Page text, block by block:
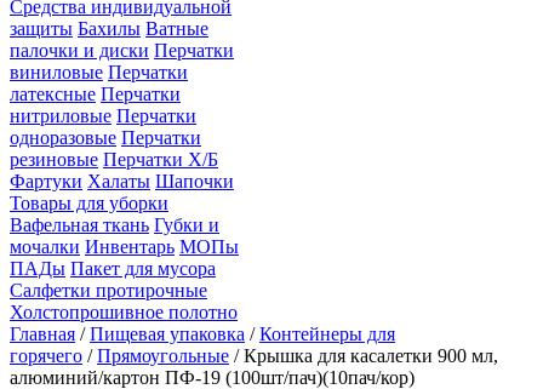
Средства индивидуальной
защиты Бахилы Ватные
палочки и диски Перчатки
виниловые Перчатки
латексные Перчатки
нитриловые Перчатки
одноразовые Перчатки
резиновые Перчатки Х/Б
Фартуки Халаты Шапочки
Товары для уборки
Вафельная ткань Губки и
мочалки Инвентарь МОПы
ПАДы Пакет для мусора
Салфетки протирочные
Холстопрошивное полотно
Главная /Пищевая упаковка /Контейнеры для
горячего /Прямоугольные / Крышка для касалетки 900 мл,
алюминий/картон ПФ-19 (100шт/пач)(10пач/кор)